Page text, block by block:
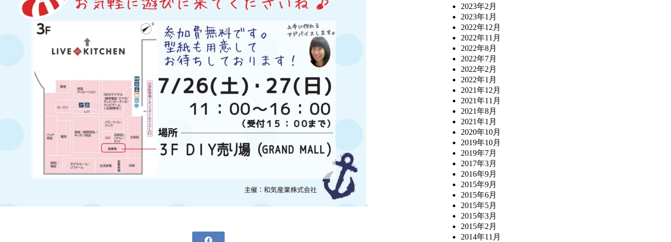
2023年2月
2023年1月
2022年12月
2022年11月
2022年8月
2022年7月
2022年2月
2022年1月
2021年12月
2021年11月
2021年8月
2021年1月
2020年10月
2019年10月
2019年7月
2017年3月
2016年9月
2015年9月
2015年6月
2015年5月
2015年3月
2015年2月
2014年11月